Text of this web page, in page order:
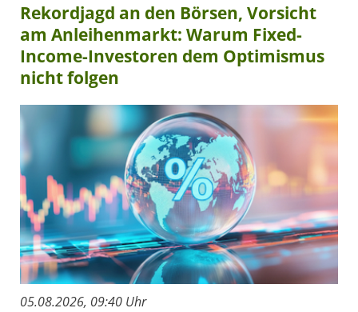
Rekordjagd an den Börsen, Vorsicht
am Anleihenmarkt: Warum Fixed-
Income-Investoren dem Optimismus
nicht folgen
05.08.2026, 09:40 Uhr